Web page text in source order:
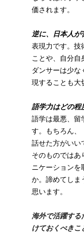
価されます。
逆に、日本人が
表現力です。技
ことや、自分自
ダンサーは少な
現することも大
語学力はどの程
語学は最悪、留
す。もちろん、
話せた方がいい
そのものではあ
ニケーションを
か。諦めてしま
思います。
海外で活躍する
けておくべきこ